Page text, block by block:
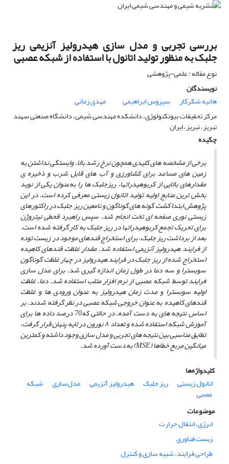
بررسی تجربی و مدل سازی هیدرولیز آنزیمی ریز
جلبک به منظور تولید اتانول با استفاده از شبکه عصبی
نوع مقاله : علمی-پژوهشی
نویسندگان
هانیه شکرکار
سیروس ابراهیمی
مهدی زمانی
مرکز تحقیقات بیوتکنولوژی، دانشکده مهندسی شیمی، دانشگاه صنعتی سهند
تبریز، تبریز، ایران
چکیده
برخی از مشخصه­ های کلیدی همچون نرخ رشد بالا، وابستگی نداشتن به
زمین­ های مساعد برای کشاورزیو آب­ های قابل شرب و ذخیره­ ی
مقدارهای بالایی از کربوهیدرات­ها، ریزجلبک­ ها را به‌عنوان یکی از نوید
بخش­ ترین منابع اولیه تولید اتانول زیستی معرفی کرده است.در این
پژوهش ابتدا کشت گونه­ های گوناگون و نامعین ریز جلبکدر راکتورهای
زیستی نوری صفحه­ ای تخت انجام شد. سپسراهبردقحطی نیتروژن
برای تحریک تجمع کربوهیدرات­ها در ریز جلبک به­ کار گرفته­ شده است.
بعد از برداشت ریز جلبک، برای استخراج قندهای موجود در زیست توده
از فرایند هیدرولیز آنزیمی استفاده شد.مقدار غلظت قندهای کاهیده
استخراج شده از ریز جلبکدر فرایند هیدرولیز در چهار غلظت گوناگون
سوبسترا و سه دما در طول زمان اندازه گیری شد. برای مدل ­سازی
فرایندتوسط شبکه عصبی از نرم افزار متلب استفاده شد. دما، غلظت
اولیه سوبسترا و مدت زمان هیدرولیز به عنوان ورودی­ ها و غلظت
قندهای کاهیده به­ عنوان خروجی شبکه عصبی در نظر گرفته شدند. بر
اساس نتیجه ­های به­ دست آمده، در حالتی که70 درصد داده ­ها برای
آموزش شبکه استفاده شده و تعداد ۸ نورون در لایه پنهانقرار گرفت،
تطابق مناسبی بین نتیجه­ های تجربی و مدل ­سازی وجود داشته و کم­ترین
میانگین مربع خطاها(MSE) به­ دست آورده شد.
کلیدواژه‌ها
اتانول زیستی
ریز جلبک هیدرولیز آنزیمی مدل‌سازی شبکه
عصبی
موضوعات
انرژی، انتقال حرارت
زیست فناوری
طراحی فرایند، شبیه سازی و کنترل